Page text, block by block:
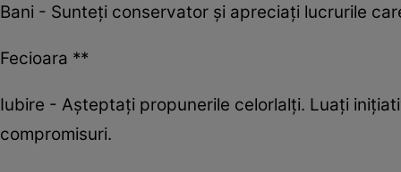
Bani - Sunteți conservator și apreciați lucrurile
Fecioara **
Iubire - Aşteptaţi propunerile celorlalţi. Luaţi
compromisuri.